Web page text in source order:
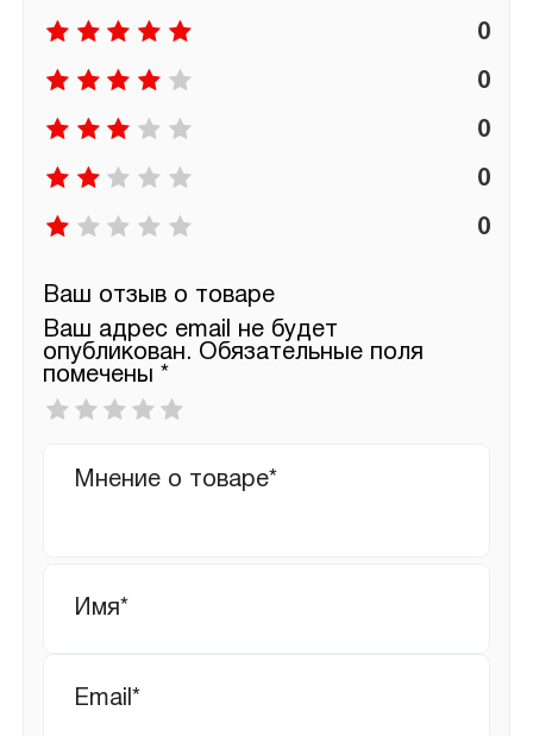
0
0
0
0
0
Ваш отзыв о товаре
Ваш адрес email не будет
опубликован. Обязательные поля
помечены *
Ваша
оценка
отзыв